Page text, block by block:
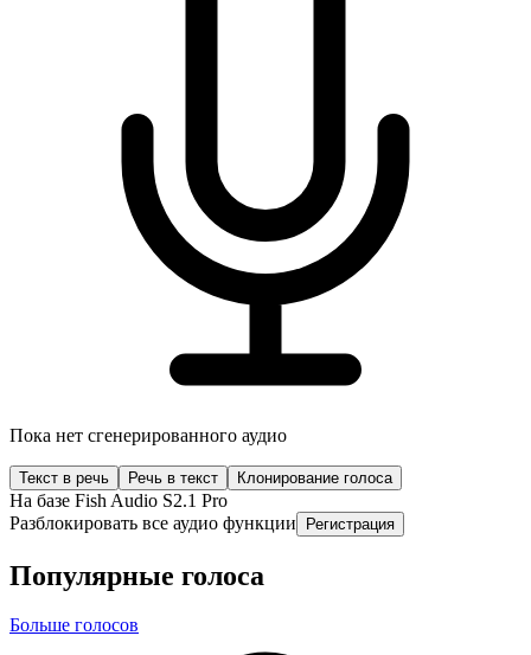
Пока нет сгенерированного аудио
Текст в речь Речь в текст Клонирование голоса
На базе Fish Audio S2.1 Pro
Разблокировать все аудио функции
Регистрация
Популярные голоса
Больше голосов